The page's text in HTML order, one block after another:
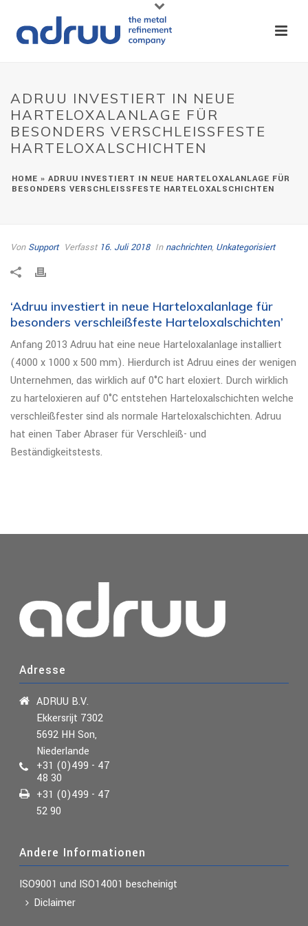
ADRUU INVESTIERT IN NEUE
HARTELOXALANLAGE FÜR
BESONDERS VERSCHLEISSFESTE H
ARTELOXALSCHICHTEN
HOME » ADRUU INVESTIERT IN NEUE HARTELOXALANLAGE FÜR
BESONDERS VERSCHLEISSFESTE HARTELOXALSCHICHTEN
Von Support Verfasst 16. Juli 2018 In nachrichten, Unkategorisiert
‘Adruu investiert in neue Harteloxalanlage für
besonders verschleißfeste Harteloxalschichten’
Anfang 2013 Adruu hat eine neue Harteloxalanlage installiert
(4000 x 1000 x 500 mm). Hierdurch ist Adruu eines der wenigen
Unternehmen, das wirklich auf 0°C hart eloxiert. Durch wirklich
zu harteloxieren auf 0°C entstehen Harteloxalschichten welche
verschleißfester sind als normale Harteloxalschichten. Adruu
hat einen Taber Abraser für Verschleiß- und
Beständigkeitstests.
Adresse
ADRUU B.V.
Ekkersrijt 7302
5692 HH Son,
Niederlande
+31 (0)499 - 47
48 30
+31 (0)499 - 47
52 90
Andere Informationen
ISO9001 und ISO14001bescheinigt
Diclaimer